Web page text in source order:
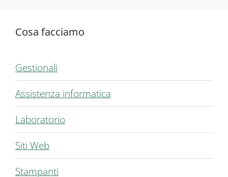
Cosa facciamo
Gestionali
Assistenza informatica
Laboratorio
Siti Web
Stampanti